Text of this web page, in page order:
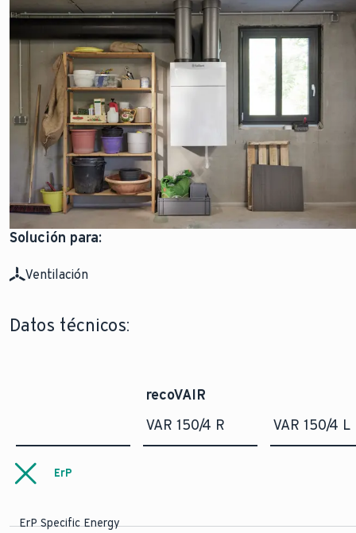
Solución para:
Ventilación
Datos técnicos:
recoVAIR
VAR 150/4 R
VAR 150/4 L
ErP
ErP Specific Energy